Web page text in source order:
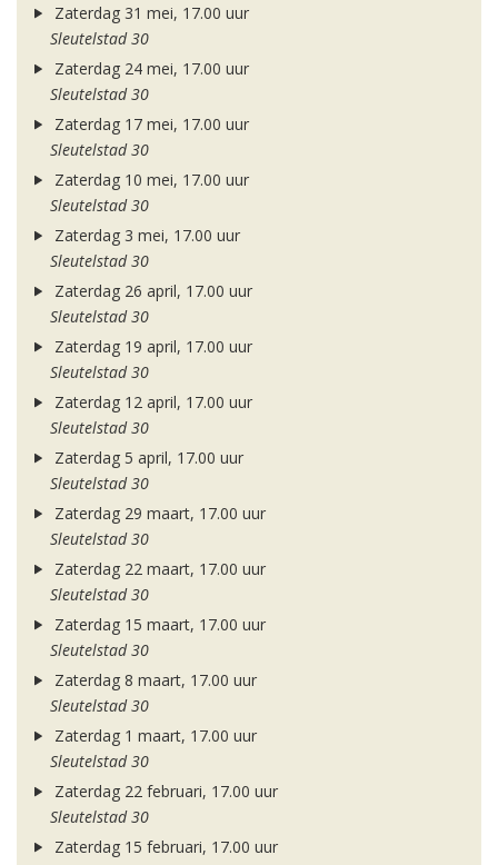
Zaterdag 31 mei, 17.00 uur
Sleutelstad 30
Zaterdag 24 mei, 17.00 uur
Sleutelstad 30
Zaterdag 17 mei, 17.00 uur
Sleutelstad 30
Zaterdag 10 mei, 17.00 uur
Sleutelstad 30
Zaterdag 3 mei, 17.00 uur
Sleutelstad 30
Zaterdag 26 april, 17.00 uur
Sleutelstad 30
Zaterdag 19 april, 17.00 uur
Sleutelstad 30
Zaterdag 12 april, 17.00 uur
Sleutelstad 30
Zaterdag 5 april, 17.00 uur
Sleutelstad 30
Zaterdag 29 maart, 17.00 uur
Sleutelstad 30
Zaterdag 22 maart, 17.00 uur
Sleutelstad 30
Zaterdag 15 maart, 17.00 uur
Sleutelstad 30
Zaterdag 8 maart, 17.00 uur
Sleutelstad 30
Zaterdag 1 maart, 17.00 uur
Sleutelstad 30
Zaterdag 22 februari, 17.00 uur
Sleutelstad 30
Zaterdag 15 februari, 17.00 uur